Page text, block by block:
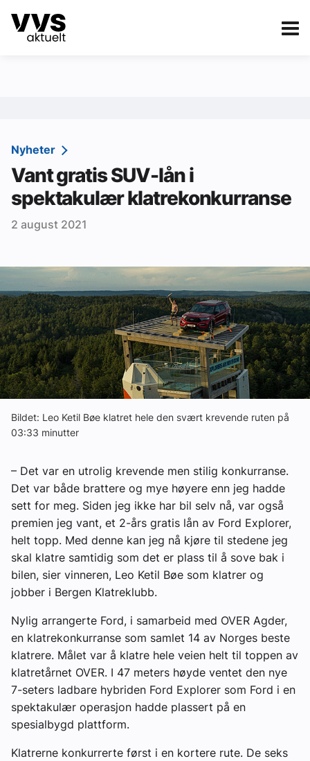
Kategorier
Sanitær
Ventilasjon
Varme og energi
Byggautomasjon
Aktuelle prosjekter
Om VVS Aktuelt
Kontakt oss:
Abonner på fagbladet Byggfakta Nyheter
Annonsere i VVS Aktuelt
Tips oss
eBlad
Nyheter
Vant gratis SUV-lån i
spektakulær klatrekonkurranse
2 august 2021
Bildet: Leo Ketil Bøe klatret hele den svært krevende ruten på
03:33 minutter
– Det var en utrolig krevende men stilig konkurranse.
Det var både brattere og mye høyere enn jeg hadde
sett for meg. Siden jeg ikke har bil selv nå, var også
premien jeg vant, et 2-års gratis lån av Ford Explorer,
helt topp. Med denne kan jeg nå kjøre til stedene jeg
skal klatre samtidig som det er plass til å sove bak i
bilen, sier vinneren, Leo Ketil Bøe som klatrer og
jobber i Bergen Klatreklubb.
Nylig arrangerte Ford, i samarbeid med OVER Agder,
en klatrekonkurranse som samlet 14 av Norges beste
klatrere. Målet var å klatre hele veien helt til toppen av
klatretårnet OVER. I 47 meters høyde ventet den nye
7-seters ladbare hybriden Ford Explorer som Ford i en
spektakulær operasjon hadde plassert på en
spesialbygd plattform.
Klatrerne konkurrerte først i en kortere rute. De seks